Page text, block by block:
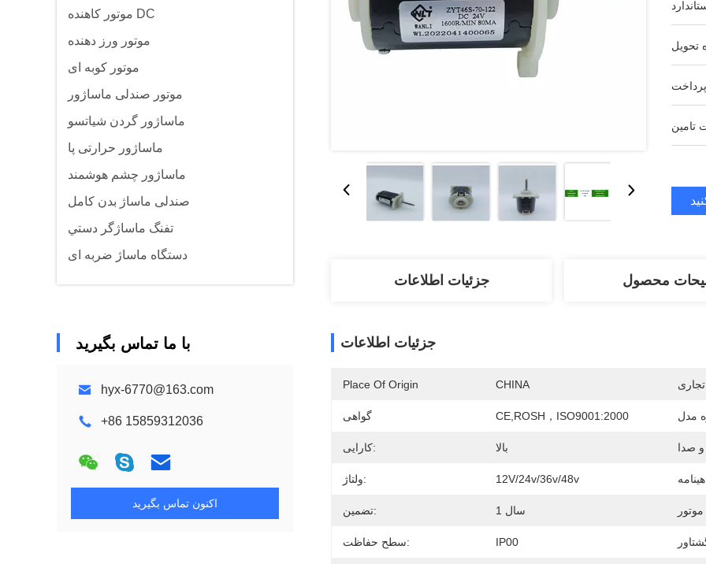
موتور کاهنده DC
موتور ورز دهنده
موتور کوبه ای
موتور صندلی ماساژور
ماساژور گردن شیاتسو
ماساژور حرارتی پا
ماساژور چشم هوشمند
صندلی ماساژ بدن کامل
تفنگ ماساژگر دستي
دستگاه ماساژ ضربه ای
با ما تماس بگیرید
hyx-6770@163.com
+86 15859312036
اکنون تماس بگیرید
جزئیات اطلاعات محصول
جزئیات اطلاعات
Place Of Origin CHINA
گواهی CE,ROSH，ISO9001:2000 مدل
کارایی: بالا
ولتاژ: 12V/24v/36v/48v
تضمین: 1 سال
سطح حفاظت: IP00